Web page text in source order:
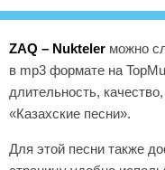
Ммм ендігіде алыстайды
Пайда болды майда-
Қайда қалды баяу күйде
Өзгертейік істеп клик
Зұлымдық кіп кем тілейд
Соны барып ұстап,
Бәрі бізден ғана деп
Жел бізге қарсы үрлейд
ZAQ – Nukteler можно
в mp3 формате на
длительность,
«Казахские песни».
Для этой песни также